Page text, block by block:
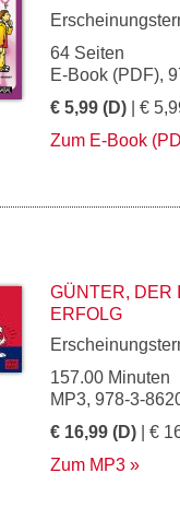
64 Seiten
E-Book (PDF),
€ 5,99 (D) | €
Zum E-Book
GÜNTER, DER
ERFOLG
157.00 Minuten
MP3, 978-3-
€ 16,99 (D) | €
Zum MP3